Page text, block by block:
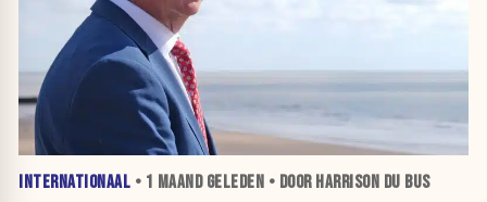
INTERNATIONAAL • 1 MAANDGELEDEN • DOOR HARRISON DU BUS